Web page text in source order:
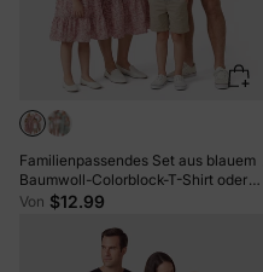
Familienpassendes Set aus blauem
Baumwoll-Colorblock-T-Shirt oder
Smoking-Kleid mit Puffärmeln mit
Von $12.99